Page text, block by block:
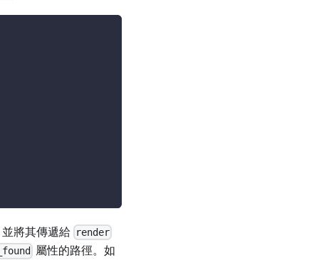
將其傳遞給 render
屬性的路徑。如